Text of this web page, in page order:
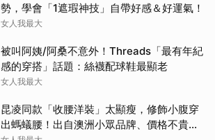
勢，學會「1遮瑕神技」自帶好感＆好運氣！
女人我最大
被叫阿姨/阿桑不意外！Threads「最有年紀
感的穿搭」話題：絲襪配球鞋最顯老
女人我最大
昆凌同款「收腰洋裝」太顯瘦，修飾小腹穿
出螞蟻腰！出自澳洲小眾品牌、價格不貴還